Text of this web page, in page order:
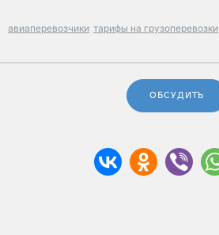
авиаперевозчики тарифы на грузоперевозки
ОБСУДИТЬ